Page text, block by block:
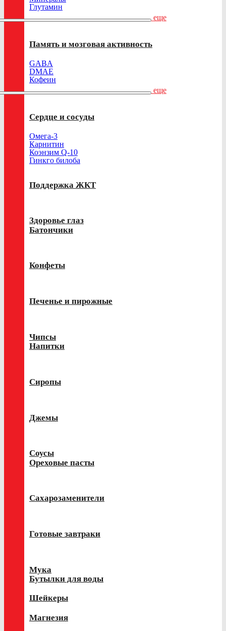
Глутамин
еще
Память и мозговая активность
GABA
DMAE
Кофеин
еще
Сердце и сосуды
Омега-3
Карнитин
Коэнзим Q-10
Гинкго билоба
Поддержка ЖКТ
Здоровье глаз
Батончики
Конфеты
Печенье и пирожные
Чипсы
Напитки
Сиропы
Джемы
Соусы
Ореховые пасты
Сахарозаменители
Готовые завтраки
Мука
Бутылки для воды
Шейкеры
Магнезия